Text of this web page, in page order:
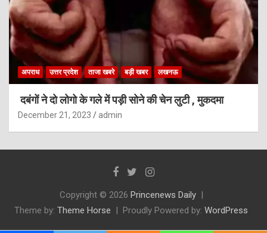
अपराध उत्तर प्रदेश ताजा खबरे बड़ी खबर लखनऊ
दबंगों ने दो लोगो के गले में पड़ी सोने की चेन लुटी , मुकदमा
December 21, 2023 admin
Copyright © 2026 Princenews Daily
Theme by: Theme Horse Proudly Powered by: WordPress